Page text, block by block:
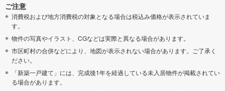
ご注意
消費税および地方消費税の対象となる場合は税込み価格が表示されていま
す。
物件の写真やイラスト、CGなどは実際と異なる場合があります。
市区町村の合併などにより、地図が表示されない場合があります。ご了承く
ださい。
「新築一戸建て」には、完成後1年を経過している未入居物件が掲載されてい
る場合があります。